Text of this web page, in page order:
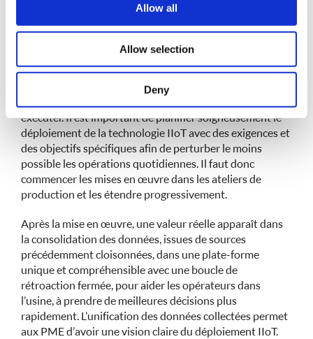
may combine it with other information that you’ve
provided to them or that they’ve collected from your use
of their services.
Allow all
Allow selection
Deny
technologiques incitant à revoir l’ensemble du processus
de production constituent l’un des principaux obstacles
à l’adoption de l’IIoT dans les PME.
L’adoption de l’IIoT comme des autres technologies de
l’Industrie 4.0 peut être mise en œuvre par fragments
incrémentiels, contrôlables, abordables et faciles à
exécuter. Il est important de planifier soigneusement le
déploiement de la technologie IIoT avec des exigences et
des objectifs spécifiques afin de perturber le moins
possible les opérations quotidiennes. Il faut donc
commencer les mises en œuvre dans les ateliers de
production et les étendre progressivement.
Après la mise en œuvre, une valeur réelle apparaît dans
la consolidation des données, issues de sources
précédemment cloisonnées, dans une plate-forme
unique et compréhensible avec une boucle de
rétroaction fermée, pour aider les opérateurs dans
l’usine, à prendre de meilleures décisions plus
rapidement. L’unification des données collectées permet
aux PME d’avoir une vision claire du déploiement IIoT.